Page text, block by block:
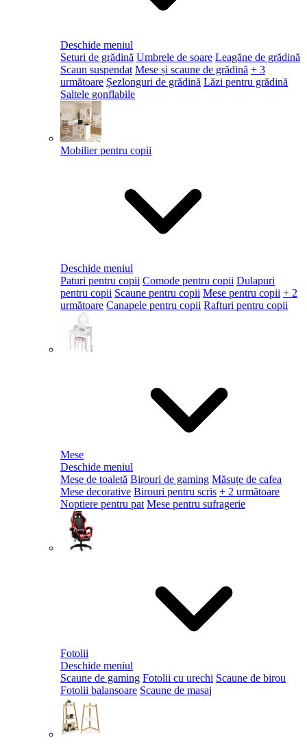
Deschide meniul
Seturi de grădină Umbrele de soare Leagăne de grădină
Scaun suspendat Mese și scaune de grădină + 3
următoare Șezlonguri de grădină Lăzi pentru grădină
Saltele gonflabile
Mobilier pentru copii
Deschide meniul
Paturi pentru copii Comode pentru copii Dulapuri
pentru copii Scaune pentru copii Mese pentru copii + 2
următoare Canapele pentru copii Rafturi pentru copii
Mese
Deschide meniul
Mese de toaletă Birouri de gaming Măsuțe de cafea
Mese decorative Birouri pentru scris + 2 următoare
Noptiere pentru pat Mese pentru sufragerie
Fotolii
Deschide meniul
Scaune de gaming Fotolii cu urechi Scaune de birou
Fotolii balansoare Scaune de masaj